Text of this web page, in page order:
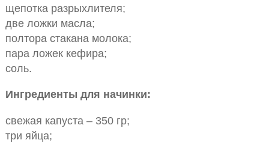
щепотка разрыхлителя;
две ложки масла;
полтора стакана молока;
пара ложек кефира;
соль.
Ингредиенты для начинки:
свежая капуста – 350 гр;
три яйца;